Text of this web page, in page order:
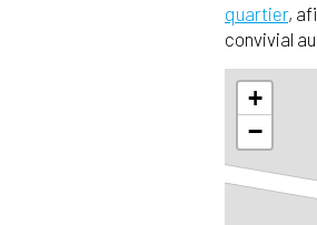
quartier,
convivial
+
−